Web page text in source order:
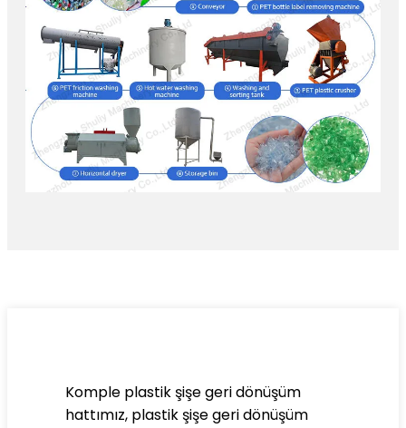
Komple plastik şişe geri dönüşüm
hattımız, plastik şişe geri dönüşüm